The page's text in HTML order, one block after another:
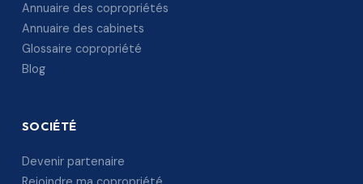
Annuaire des copropriétés
Annuaire des cabinets
Glossaire copropriété
Blog
SOCIÉTÉ
Devenir partenaire